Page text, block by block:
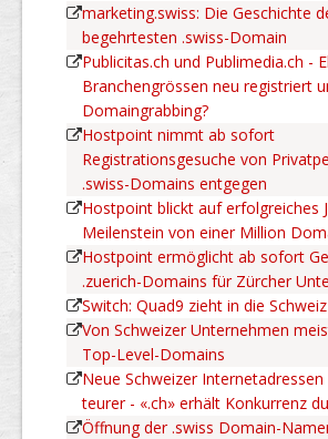
marketing.swiss: Die Geschichte
begehrtesten .swiss-Domain
Publicitas.ch und Publimedia.ch -
Branchengrössen neu registriert
Domaingrabbing?
Hostpoint nimmt ab sofort
Registrationsgesuche von
.swiss-Domains entgegen
Hostpoint blickt auf erfolgreiches
Meilenstein von einer Million
Hostpoint ermöglicht ab sofort
.zuerich-Domains für Zürcher
Switch: Quad9 zieht in die Schweiz
Von Schweizer Unternehmen
Top-Level-Domains
Neue Schweizer Internetadressen
teurer - «.ch» erhält Konkurrenz
Öffnung der .swiss Domain-